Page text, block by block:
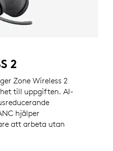
2
Zone Wireless 2
till uppgiften. AI-
hjälper
att arbeta utan